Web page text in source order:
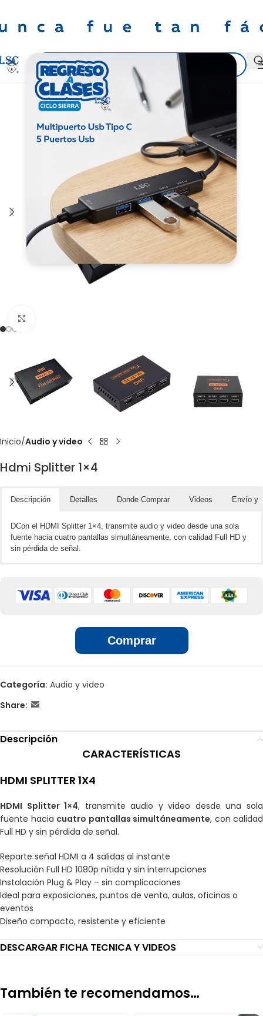
Inicio Audio y video
Hdmi Splitter 1×4
Descripción Detalles Donde Comprar Videos Envío y
DCon el HDMI Splitter 1×4, transmite audio y video desde una sola
fuente hacia cuatro pantallas simultáneamente, con calidad Full HD y
sin pérdida de señal.
Resolución Full HD 1080p nítida y sin interrupciones
Instalación Plug & Play – sin complicaciones
Comprar
Categoría: Audio y video
Share:
Descripción
CARACTERÍSTICAS
HDMI SPLITTER 1X4
HDMI Splitter 1×4, transmite audio y video desde una sola
fuente hacia cuatro pantallas simultáneamente, con calidad
Full HD y sin pérdida de señal.
Reparte señal HDMI a 4 salidas al instante
Resolución Full HD 1080p nítida y sin interrupciones
Instalación Plug & Play – sin complicaciones
Ideal para exposiciones, puntos de venta, aulas, oficinas o
eventos
Diseño compacto, resistente y eficiente
DESCARGAR FICHA TECNICA Y VIDEOS
También te recomendamos…